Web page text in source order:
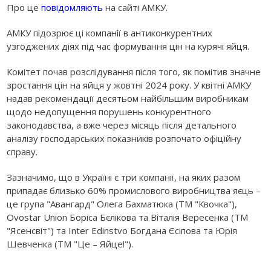
Про цеповідомляютьна сайті АМКУ.
АМКУ підозрює ці компанії в антиконкурентних
узгоджених діях під час формування цін на курячі яйця.
Комітет почав розслідування після того, як помітив значне
зростання цін на яйця у жовтні 2024 року. У квітні АМКУ
надав рекомендації десятьом найбільшим виробникам
щодо недопущення порушень конкурентного
законодавства, а вже через місяць після детального
аналізу господарських показників розпочато офіційну
справу.
Зазначимо, що в Україні є три компанії, на яких разом
припадає близько 60% промислового виробництва яєць –
це група "Авангард" Олега Бахматюка (ТМ "Квочка"),
Ovostar Union Боріса Бєлікова та Віталія Вересенка (ТМ
"Ясенсвіт") та Inter Edinstvo Богдана Єсіпова та Юрія
Шевченка (ТМ "Це – Яйце!").